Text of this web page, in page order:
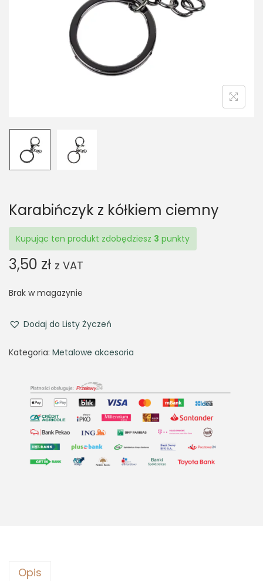
t
n
t
Karabińczyk z kółkiem ciemny
Kupując ten produkt zdobędziesz 3 punkty
3,50 zł z VAT
Brak w magazynie
Dodaj do Listy Życzeń
Kategoria: Metalowe akcesoria
Opis